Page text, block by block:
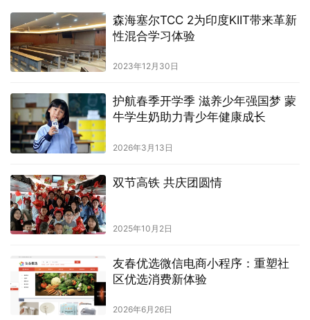
森海塞尔TCC 2为印度KIIT带来革新
性混合学习体验
2023年12月30日
护航春季开学季 滋养少年强国梦 蒙
牛学生奶助力青少年健康成长
2026年3月13日
双节高铁 共庆团圆情
2025年10月2日
友春优选微信电商小程序：重塑社
区优选消费新体验
2026年6月26日